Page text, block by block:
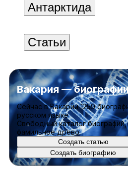
Антарктида
Статьи
Вакария —
Cейчас в Вакарии1259
русском языке
Свободный каталог
фамильное древо
Создать статью
Создать биографию